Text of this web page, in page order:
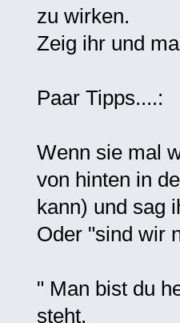
zu wirken.
Zeig ihr und
Paar Tipps....:
Wenn sie mal
von hinten in
kann) und sag
Oder "sind wir
" Man bist du
steht.